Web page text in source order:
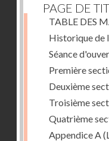
PAGE DE
TABLE DES
Historique de
Séance
Première
Deuxième
Troisième
Quatrième
Appendice A